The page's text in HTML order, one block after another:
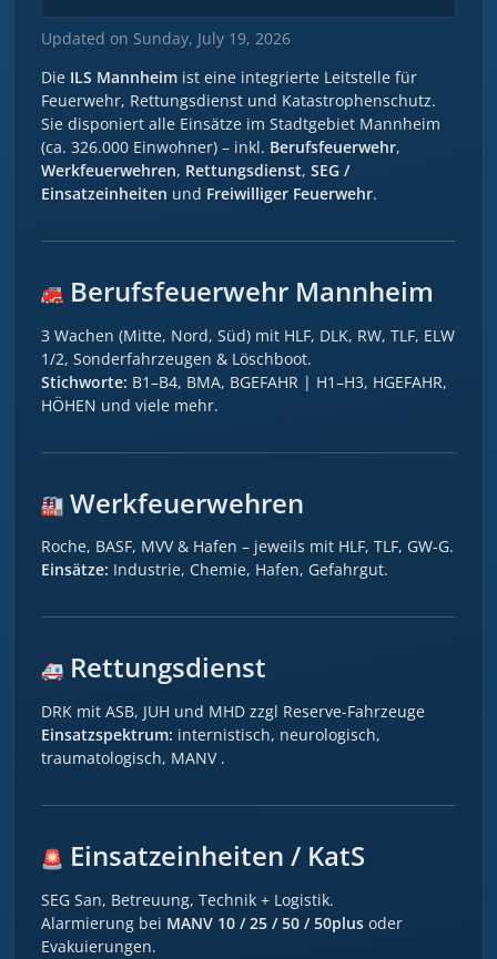
Updated on Sunday, July 19, 2026
Die ILS Mannheim ist eine integrierte Leitstelle für
Feuerwehr, Rettungsdienst und Katastrophenschutz.
Sie disponiert alle Einsätze im Stadtgebiet Mannheim
(ca. 326.000 Einwohner) – inkl. Berufsfeuerwehr,
Werkfeuerwehren, Rettungsdienst, SEG /
Einsatzeinheiten und Freiwilliger Feuerwehr.
Berufsfeuerwehr Mannheim
3 Wachen (Mitte, Nord, Süd) mit HLF, DLK, RW, TLF, ELW
1/2, Sonderfahrzeugen & Löschboot.
Stichworte: B1–B4, BMA, BGEFAHR | H1–H3, HGEFAHR,
HÖHEN und viele mehr.
Werkfeuerwehren
Roche, BASF, MVV & Hafen – jeweils mit HLF, TLF, GW-G.
Einsätze: Industrie, Chemie, Hafen, Gefahrgut.
Rettungsdienst
DRK mit ASB, JUH und MHD zzgl Reserve-Fahrzeuge
Einsatzspektrum: internistisch, neurologisch,
traumatologisch, MANV .
Einsatzeinheiten / KatS
SEG San, Betreuung, Technik + Logistik.
Alarmierung bei MANV 10 / 25 / 50 / 50plus oder
Evakuierungen.